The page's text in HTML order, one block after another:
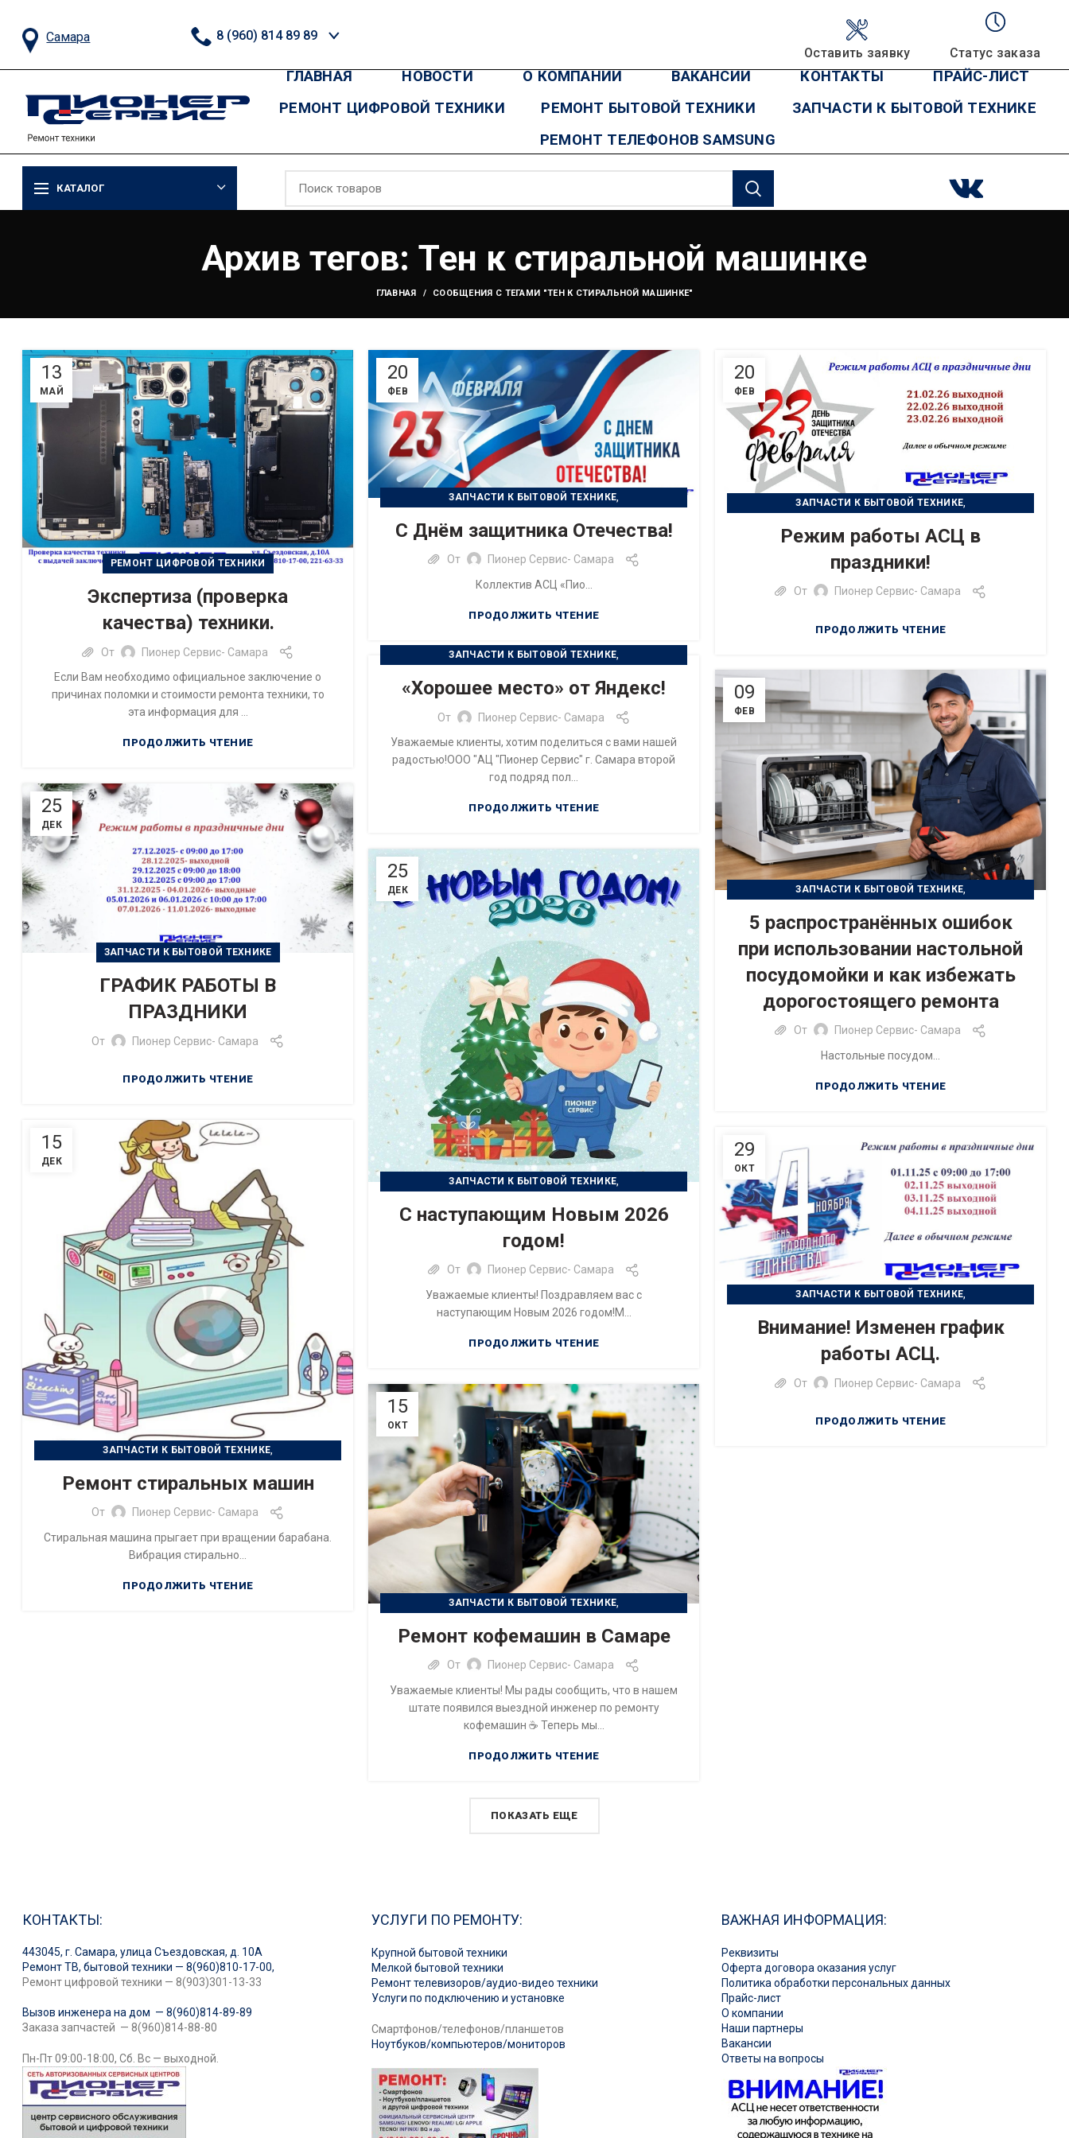
Самара
8 (960) 814 89 89
Оставить заявку
Статус заказа
ГЛАВНАЯ НОВОСТИ О КОМПАНИИ ВАКАНСИИ КОНТАКТЫ
ПРАЙС-ЛИСТ
РЕМОНТ ЦИФРОВОЙ ТЕХНИКИ
РЕМОНТ БЫТОВОЙ ТЕХНИКИ
ЗАПЧАСТИ К БЫТОВОЙ ТЕХНИКЕ
РЕМОНТ ТЕЛЕФОНОВ SAMSUNG
КАТАЛОГ
Архив тегов: Тен к стиральной машинке
ГЛАВНАЯ СООБЩЕНИЯ С ТЕГАМИ "ТЕН К СТИРАЛЬНОЙ МАШИНКЕ"
13
МАЙ
РЕМОНТ ЦИФРОВОЙ ТЕХНИКИ
Экспертиза (проверка
качества) техники.
От
Пионер Сервис- Самара
Если Вам необходимо официальное заключение о
причинах поломки и стоимости ремонта техники, то
эта информация для ...
ПРОДОЛЖИТЬ ЧТЕНИЕ
20
ФЕВ
ЗАПЧАСТИ К БЫТОВОЙ ТЕХНИКЕ,
РЕМОНТ ЦИФРОВОЙ ТЕХНИКИ
С Днём защитника Отечества!
От
Пионер Сервис- Самара
Коллектив АСЦ «Пио...
ПРОДОЛЖИТЬ ЧТЕНИЕ
20
ФЕВ
ЗАПЧАСТИ К БЫТОВОЙ ТЕХНИКЕ,
РЕМОНТ ЦИФРОВОЙ ТЕХНИКИ
Режим работы АСЦ в
праздники!
От Пионер Сервис- Самара
ПРОДОЛЖИТЬ ЧТЕНИЕ
ЗАПЧАСТИ К БЫТОВОЙ ТЕХНИКЕ,
«Хорошее место» от Яндекс!
От
Пионер Сервис- Самара
Уважаемые клиенты, хотим поделиться с вами нашей
радостью!ООО "АЦ "Пионер Сервис" г. Самара второй
год подряд пол...
ПРОДОЛЖИТЬ ЧТЕНИЕ
09
ФЕВ
ЗАПЧАСТИ К БЫТОВОЙ ТЕХНИКЕ,
5 распространённых ошибок
при использовании настольной
посудомойки и как избежать
дорогостоящего ремонта
От
Пионер Сервис- Самара
Настольные посудом...
ПРОДОЛЖИТЬ ЧТЕНИЕ
25
ДЕК
ЗАПЧАСТИ К БЫТОВОЙ ТЕХНИКЕ
ГРАФИК РАБОТЫ В
ПРАЗДНИКИ
От Пионер Сервис- Самара
ПРОДОЛЖИТЬ ЧТЕНИЕ
25
ДЕК
ЗАПЧАСТИ К БЫТОВОЙ ТЕХНИКЕ,
РЕМОНТ ЦИФРОВОЙ ТЕХНИКИ
С наступающим Новым 2026
годом!
От
Пионер Сервис- Самара
Уважаемые клиенты! Поздравляем вас с
наступающим Новым 2026 годом!М...
ПРОДОЛЖИТЬ ЧТЕНИЕ
15
ДЕК
ЗАПЧАСТИ К БЫТОВОЙ ТЕХНИКЕ,
Ремонт стиральных машин
От
Пионер Сервис- Самара
Стиральная машина прыгает при вращении барабана.
Вибрация стирально...
ПРОДОЛЖИТЬ ЧТЕНИЕ
29
ОКТ
ЗАПЧАСТИ К БЫТОВОЙ ТЕХНИКЕ,
РЕМОНТ ЦИФРОВОЙ ТЕХНИКИ
Внимание! Изменен график
работы АСЦ.
От Пионер Сервис- Самара
ПРОДОЛЖИТЬ ЧТЕНИЕ
15
ОКТ
ЗАПЧАСТИ К БЫТОВОЙ ТЕХНИКЕ,
Ремонт кофемашин в Самаре
От
Пионер Сервис- Самара
Уважаемые клиенты! Мы рады сообщить, что в нашем
штате появился выездной инженер по ремонту
кофемашин ☕ Теперь мы...
ПРОДОЛЖИТЬ ЧТЕНИЕ
ПОКАЗАТЬ ЕЩЕ
КОНТАКТЫ:
443045, г. Самара, улица Съездовская, д. 10А
Ремонт ТВ, бытовой техники — 8(960)810-17-00,
Ремонт цифровой техники — 8(903)301-13-33
Вызов инженера на дом — 8(960)814-89-89
Заказа запчастей — 8(960)814-88-80
Пн-Пт 09:00-18:00, Сб. Вс — выходной.
УСЛУГИ ПО РЕМОНТУ:
Крупной бытовой техники
Мелкой бытовой техники
Ремонт телевизоров/аудио-видео техники
Услуги по подключению и установке
Смартфонов/телефонов/планшетов
Ноутбуков/компьютеров/мониторов
ВАЖНАЯ ИНФОРМАЦИЯ:
Реквизиты
Оферта договора оказания услуг
Политика обработки персональных данных
Прайс-лист
О компании
Наши партнеры
Вакансии
Ответы на вопросы